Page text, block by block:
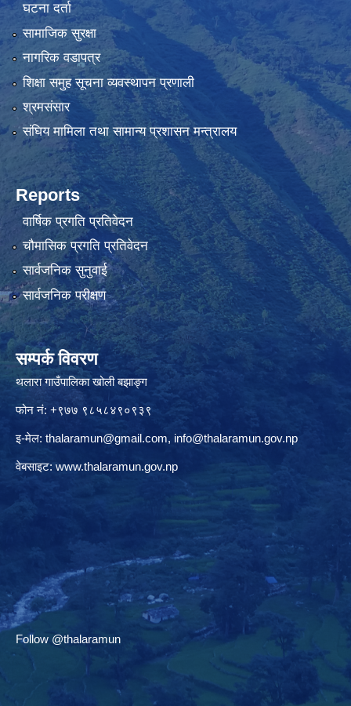
घटना दर्ता
सामाजिक सुरक्षा
नागरिक वडापत्र
शिक्षा समुह सूचना व्यवस्थापन प्रणाली
श्रमसंसार
संघिय मामिला तथा सामान्य प्रशासन मन्त्रालय
Reports
वार्षिक प्रगति प्रतिवेदन
चौमासिक प्रगति प्रतिवेदन
सार्वजनिक सुनुवाई
सार्वजनिक परीक्षण
सम्पर्क विवरण
थलारा गाउँपालिका खोली बझाङ्ग
फोन नं: +९७७ ९८५८४९०९३९
इ-मेल: thalaramun@gmail.com, info@thalaramun.gov.np
वेबसाइट: www.thalaramun.gov.np
Follow @thalaramun